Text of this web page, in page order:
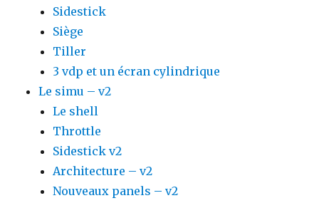
Sidestick
Siège
Tiller
3 vdp et un écran cylindrique
Le simu – v2
Le shell
Throttle
Sidestick v2
Architecture – v2
Nouveaux panels – v2